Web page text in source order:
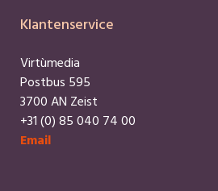
Klantenservice
Virtùmedia
Postbus 595
3700 AN Zeist
+31 (0) 85 040 74 00
Email